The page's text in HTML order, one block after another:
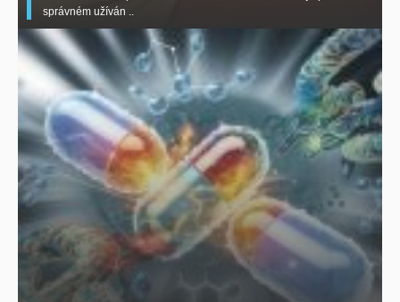
správném užíván ..